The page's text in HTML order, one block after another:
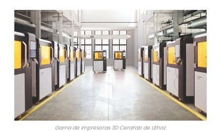
Gama de impresoras 3D CeraFab de Lithoz.